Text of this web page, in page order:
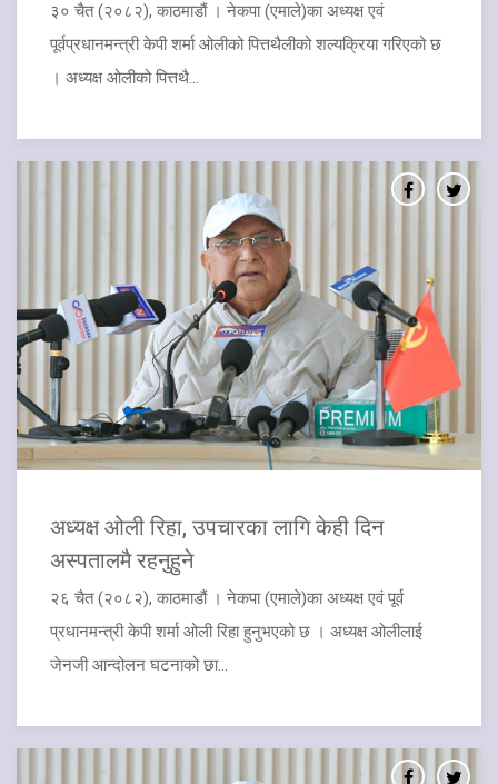
३० चैत (२०८२), काठमाडौं । नेकपा (एमाले)का अध्यक्ष एवं
पूर्वप्रधानमन्त्री केपी शर्मा ओलीको पित्तथैलीको शल्यक्रिया गरिएको छ
। अध्यक्ष ओलीको पित्तथै...
अध्यक्ष ओली रिहा, उपचारका लागि केही दिन
अस्पतालमै रहनुहुने
२६ चैत (२०८२), काठमाडौं । नेकपा (एमाले)का अध्यक्ष एवं पूर्व
प्रधानमन्त्री केपी शर्मा ओली रिहा हुनुभएको छ । अध्यक्ष ओलीलाई
जेनजी आन्दोलन घटनाको छा...